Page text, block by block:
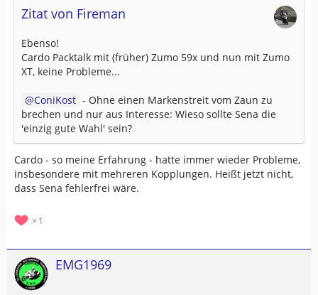
Zitat von Fireman
Ebenso!
Cardo Packtalk mit (früher) Zumo 59x und nun mit Zumo
XT, keine Probleme...
ConiKost - Ohne einen Markenstreit vom Zaun zu
brechen und nur aus Interesse: Wieso sollte Sena die
'einzig gute Wahl' sein?
Cardo - so meine Erfahrung - hatte immer wieder Probleme,
insbesondere mit mehreren Kopplungen. Heißt jetzt nicht,
dass Sena fehlerfrei wäre.
1
EMG1969